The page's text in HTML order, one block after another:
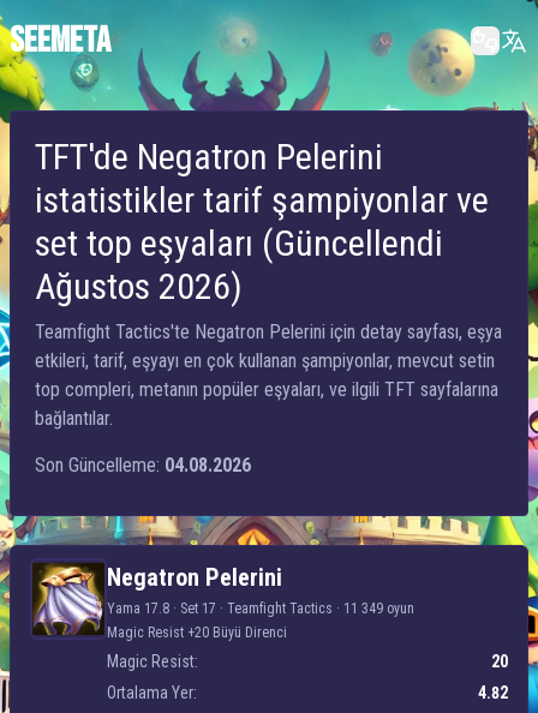
SEEMETA
TFT'de Negatron Pelerini
istatistikler tarif şampiyonlar ve
set top eşyaları (Güncellendi
Ağustos 2026)
Teamfight Tactics'te Negatron Pelerini için detay sayfası, eşya
etkileri, tarif, eşyayı en çok kullanan şampiyonlar, mevcut setin
top compleri, metanın popüler eşyaları, ve ilgili TFT sayfalarına
bağlantılar.
Son Güncelleme: 04.08.2026
Negatron PeleriniNegatron Pelerini
Yama 17.8 · Set 17 · Teamfight Tactics · 11 349 oyun
Magic Resist +20 Büyü Direnci
Magic Resist:
20
Ortalama Yer:
4.82